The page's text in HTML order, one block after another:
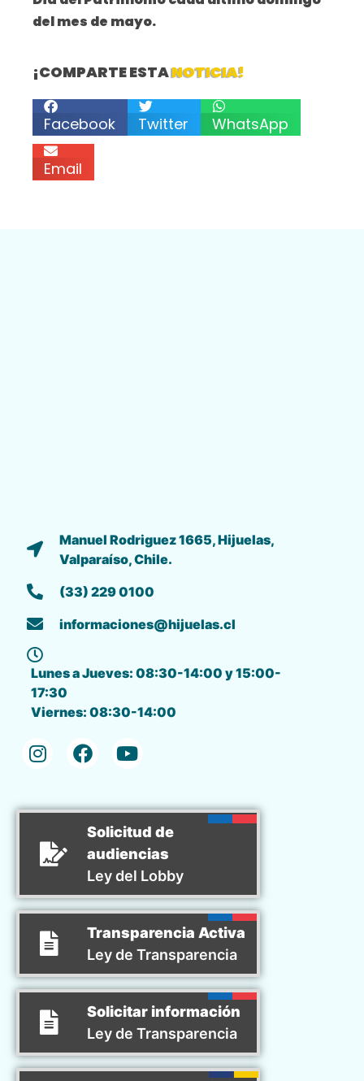
del mes de mayo.
¡COMPARTE ESTANOTICIA!
Facebook Twitter WhatsApp
Email
Manuel Rodriguez 1665, Hijuelas,
Valparaíso, Chile.
(33) 229 0100
informaciones@hijuelas.cl
Lunes a Jueves: 08:30-14:00 y 15:00-
17:30
Viernes: 08:30-14:00
Solicitud de
audiencias
Ley del Lobby
Transparencia Activa
Ley de Transparencia
Solicitar información
Ley de Transparencia